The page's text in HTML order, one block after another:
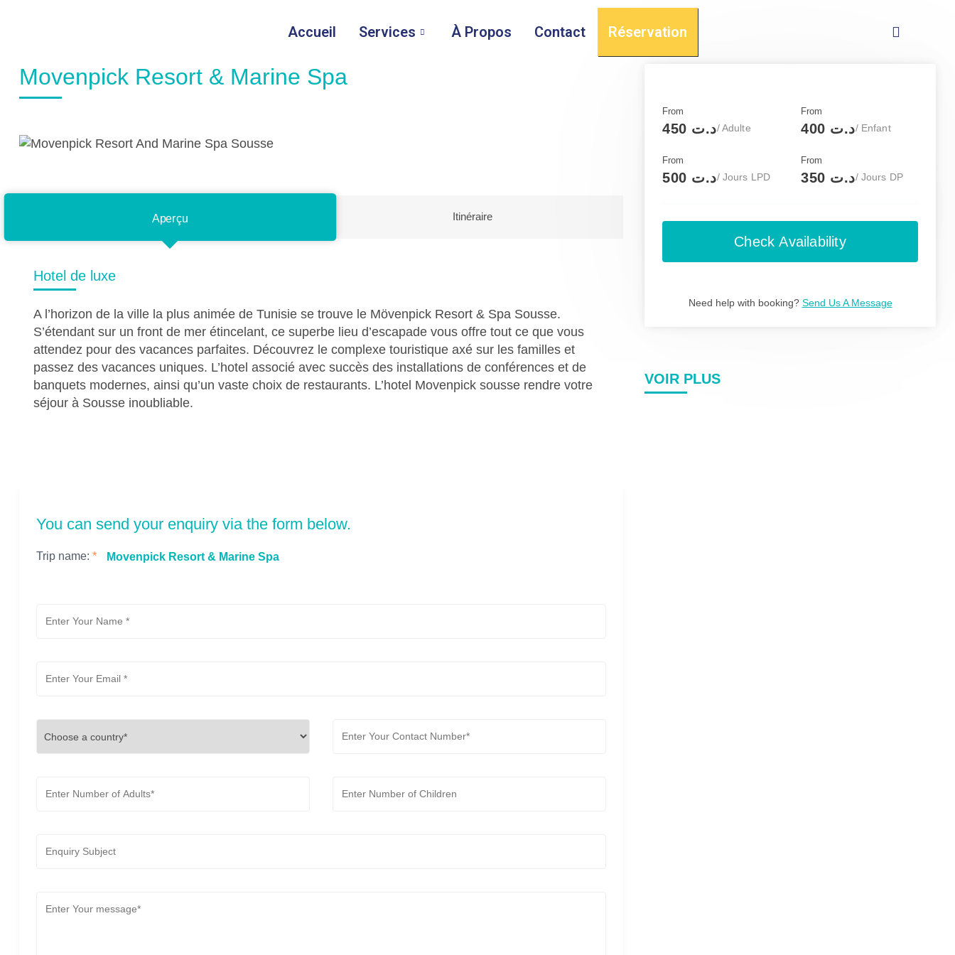
Accueil Services À Propos Contact Réservation
Movenpick Resort & Marine Spa
Aperçu Itinéraire
Hotel de luxe
A l’horizon de la ville la plus animée de Tunisie se trouve le Mövenpick Resort & Spa Sousse.
S’étendant sur un front de mer étincelant, ce superbe lieu d’escapade vous offre tout ce que vous
attendez pour des vacances parfaites. Découvrez le complexe touristique axé sur les familles et
passez des vacances uniques. L’hotel associé avec succès des installations de conférences et de
banquets modernes, ainsi qu’un vaste choix de restaurants. L’hotel Movenpick sousse rendre votre
séjour à Sousse inoubliable.
You can send your enquiry via the form below.
Trip name: * Movenpick Resort & Marine Spa
From
د.ت 450/ Adulte
From
د.ت 400/ Enfant
From
د.ت 500/ Jours LPD
From
د.ت 350/ Jours DP
Check Availability
Need help with booking? Send Us A Message
VOIR PLUS